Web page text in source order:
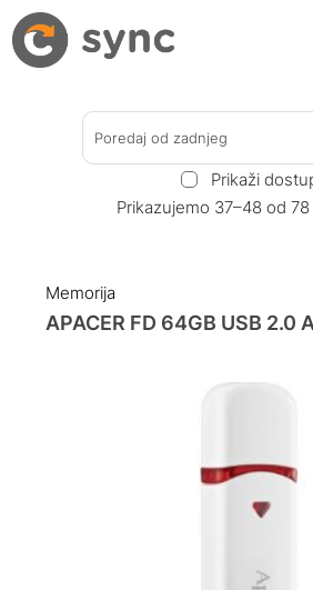
Poredaj od zadnjeg
Prikaži
Prikazujemo 37–48 od
Memorija
APACER FD 64GB USB 2.0